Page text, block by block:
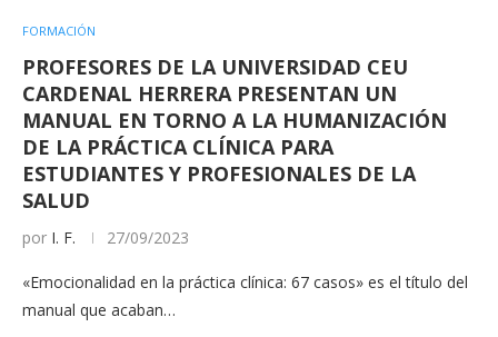
FORMACIÓN
PROFESORES DE LA UNIVERSIDAD CEU
CARDENAL HERRERA PRESENTAN UN
MANUAL EN TORNO A LA HUMANIZACIÓN
DE LA PRÁCTICA CLÍNICA PARA
ESTUDIANTES Y PROFESIONALES DE LA
SALUD
por I. F. 27/09/2023
«Emocionalidad en la práctica clínica: 67 casos» es el título del
manual que acaban…